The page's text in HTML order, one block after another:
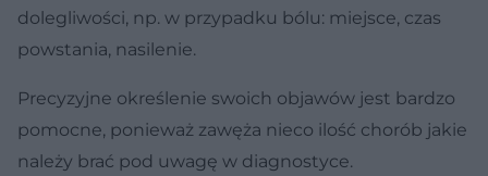
dolegliwości, np. w przypadku bólu: miejsce, czas
powstania, nasilenie.
Precyzyjne określenie swoich objawów jest bardzo
pomocne, ponieważ zawęża nieco ilość chorób jakie
należy brać pod uwagę w diagnostyce.